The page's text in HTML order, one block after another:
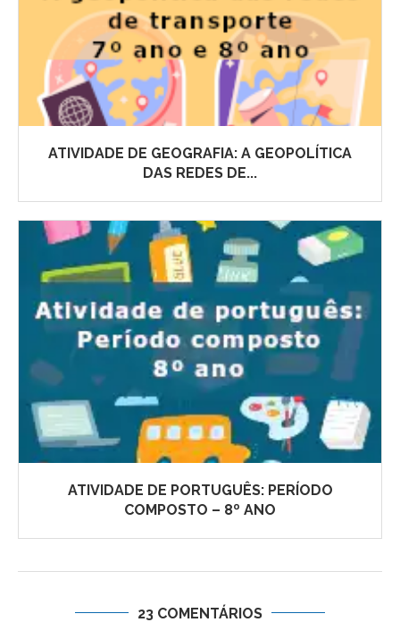
ATIVIDADE DE GEOGRAFIA: A GEOPOLÍTICA
DAS REDES DE...
ATIVIDADE DE PORTUGUÊS: PERÍODO
COMPOSTO – 8º ANO
23 COMENTÁRIOS